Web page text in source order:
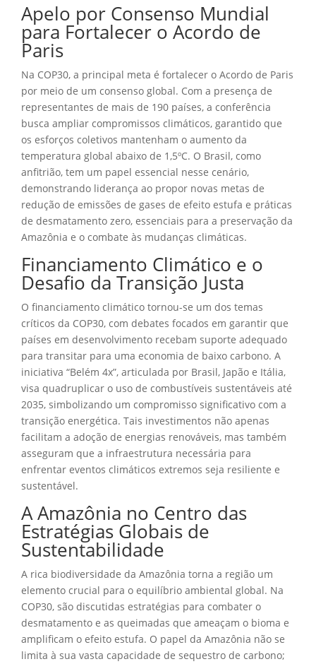
Apelo por Consenso Mundial
para Fortalecer o Acordo de
Paris
Na COP30, a principal meta é fortalecer o Acordo de Paris
por meio de um consenso global. Com a presença de
representantes de mais de 190 países, a conferência
busca ampliar compromissos climáticos, garantido que
os esforços coletivos mantenham o aumento da
temperatura global abaixo de 1,5ºC. O Brasil, como
anfitrião, tem um papel essencial nesse cenário,
demonstrando liderança ao propor novas metas de
redução de emissões de gases de efeito estufa e práticas
de desmatamento zero, essenciais para a preservação da
Amazônia e o combate às mudanças climáticas.
Financiamento Climático e o
Desafio da Transição Justa
O financiamento climático tornou-se um dos temas
críticos da COP30, com debates focados em garantir que
países em desenvolvimento recebam suporte adequado
para transitar para uma economia de baixo carbono. A
iniciativa “Belém 4x”, articulada por Brasil, Japão e Itália,
visa quadruplicar o uso de combustíveis sustentáveis até
2035, simbolizando um compromisso significativo com a
transição energética. Tais investimentos não apenas
facilitam a adoção de energias renováveis, mas também
asseguram que a infraestrutura necessária para
enfrentar eventos climáticos extremos seja resiliente e
sustentável.
A Amazônia no Centro das
Estratégias Globais de
Sustentabilidade
A rica biodiversidade da Amazônia torna a região um
elemento crucial para o equilíbrio ambiental global. Na
COP30, são discutidas estratégias para combater o
desmatamento e as queimadas que ameaçam o bioma e
amplificam o efeito estufa. O papel da Amazônia não se
limita à sua vasta capacidade de sequestro de carbono;